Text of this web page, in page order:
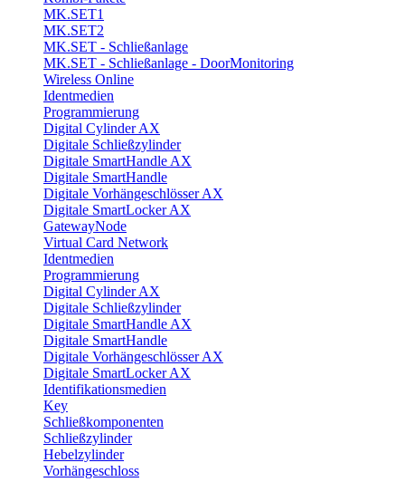
MK.SET1
MK.SET2
MK.SET - Schließanlage
MK.SET - Schließanlage - DoorMonitoring
Wireless Online
Identmedien
Programmierung
Digital Cylinder AX
Digitale Schließzylinder
Digitale SmartHandle AX
Digitale SmartHandle
Digitale Vorhängeschlösser AX
Digitale SmartLocker AX
GatewayNode
Virtual Card Network
Identmedien
Programmierung
Digital Cylinder AX
Digitale Schließzylinder
Digitale SmartHandle AX
Digitale SmartHandle
Digitale Vorhängeschlösser AX
Digitale SmartLocker AX
Identifikationsmedien
Key
Schließkomponenten
Schließzylinder
Hebelzylinder
Vorhängeschloss